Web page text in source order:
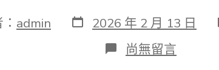
admin 發
表
2026 年 2 月 13 日
在
〈習
尚無留言